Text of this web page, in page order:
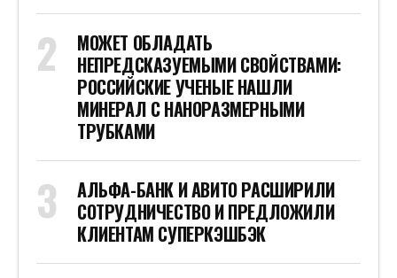
МОЖЕТ ОБЛАДАТЬ
НЕПРЕДСКАЗУЕМЫМИ СВОЙСТВАМИ:
РОССИЙСКИЕ УЧЕНЫЕ НАШЛИ
МИНЕРАЛ С НАНОРАЗМЕРНЫМИ
ТРУБКАМИ
АЛЬФА-БАНК И АВИТО РАСШИРИЛИ
СОТРУДНИЧЕСТВО И ПРЕДЛОЖИЛИ
КЛИЕНТАМ СУПЕРКЭШБЭК